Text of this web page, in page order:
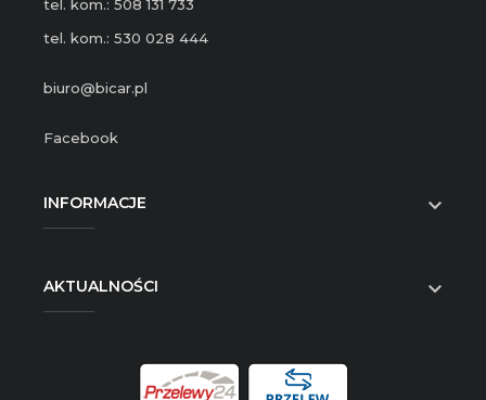
tel. kom.: 508 131 733
tel. kom.: 530 028 444
biuro@bicar.pl
Facebook
INFORMACJE 
AKTUALNOŚCI 